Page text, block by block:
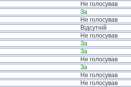
Не голосував
За
Не голосував
Відсутній
Не голосував
За
За
Не голосував
За
Не голосував
Не голосував